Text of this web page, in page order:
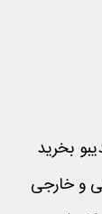
بخرید
و خارجی